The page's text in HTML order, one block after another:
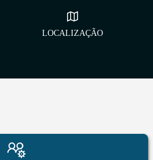
LOCALIZAÇÃO